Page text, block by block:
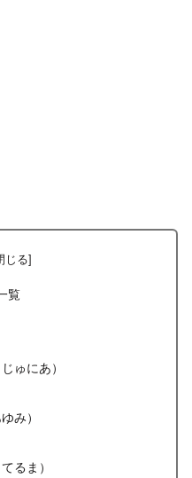
覧
ゅにあ）
み）
るま）